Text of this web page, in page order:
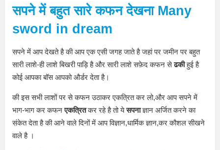
सपनेमें बहुत सारे कफन देखना Many
sword in dream
सपने में आप देखते है की आप एक एसी जगह जाते है जहां पर जमीन पर बहुत
सारी लाशे-ही लाशे बिखरी पाड़ि है और सारी लाशे सफ़ेद कफन सेढकीहुई है
कोई आपका बॉस आपको और्डर देता है।
की इस सभी लाशों पर से कफन उठाकर एकत्रित कर लो,और आप सपने में
भाग-भाग कर कफनएकत्रितकर रहे है तो येसपनाज्ञान अर्जित करने का
संकेत देता है की आने वाले दिनों में आप विज्ञान,धार्मिक ज्ञान,कर कौशल सीखने
वाले है ।